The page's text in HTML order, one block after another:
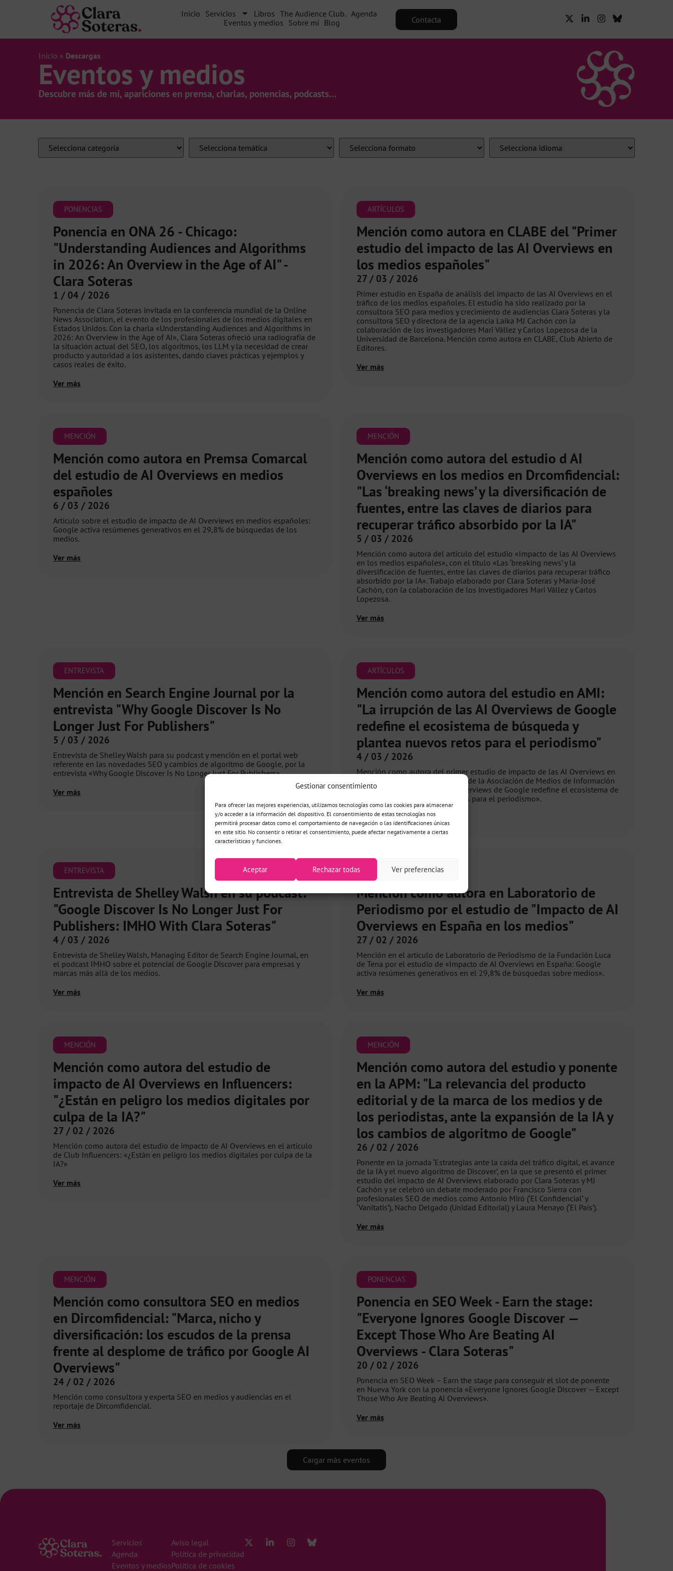
Gestionar consentimiento
Para ofrecer las mejores experiencias, utilizamos tecnologías como las cookies para almacenar
y/o acceder a la información del dispositivo. El consentimiento de estas tecnologías nos
permitirá procesar datos como el comportamiento de navegación o las identificaciones únicas
en este sitio. No consentir o retirar el consentimiento, puede afectar negativamente a ciertas
características y funciones.
Aceptar Rechazar todas Ver preferencias
Inicio Servicios Libros The Audience Club. Agenda
Eventos y medios Sobre mí Blog Contacta
Inicio » Descargas
Eventos y medios
Descubre más de mí, apariciones en prensa, charlas, ponencias, podcasts…
PONENCIAS
Ponencia en ONA 26 - Chicago:
"Understanding Audiences and Algorithms
in 2026: An Overview in the Age of AI" -
Clara Soteras
1 / 04 / 2026
Ponencia de Clara Soteras invitada en la conferencia mundial de la Online
News Association, el evento de los profesionales de los medios digitales en
Estados Unidos. Con la charla «Understanding Audiences and Algorithms in
2026: An Overview in the Age of AI», Clara Soteras ofreció una radiografía de
la situación actual del SEO, los algoritmos, los LLM y la necesidad de crear
producto y autoridad a los asistentes, dando claves prácticas y ejemplos y
casos reales de éxito.
Ver más
ARTÍCULOS
Mención como autora en CLABE del "Primer
estudio del impacto de las AI Overviews en
los medios españoles"
27 / 03 / 2026
Primer estudio en España de análisis del impacto de las AI Overviews en el
tráfico de los medios españoles. El estudio ha sido realizado por la
consultora SEO para medios y crecimiento de audiencias Clara Soteras y la
consultora SEO y directora de la agencia Laika MJ Cachón con la
colaboración de los investigadores Mari Vállez y Carlos Lopezosa de la
Universidad de Barcelona. Mención como autora en CLABE, Club Abierto de
Editores.
Ver más
MENCIÓN
Mención como autora en Premsa Comarcal
del estudio de AI Overviews en medios
españoles
6 / 03 / 2026
Artículo sobre el estudio de impacto de AI Overviews en medios españoles:
Google activa resúmenes generativos en el 29,8% de búsquedas de los
medios.
Ver más
MENCIÓN
Mención como autora del estudio d AI
Overviews en los medios en Drcomfidencial:
"Las ‘breaking news’ y la diversificación de
fuentes, entre las claves de diarios para
recuperar tráfico absorbido por la IA"
5 / 03 / 2026
Mención como autora del artículo del estudio «Impacto de las AI Overviews
en los medios españoles», con el título «Las ‘breaking news’ y la
diversificación de fuentes, entre las claves de diarios para recuperar tráfico
absorbido por la IA». Trabajo elaborado por Clara Soteras y Maria-José
Cachón, con la colaboración de los investigadores Mari Vállez y Carlos
Lopezosa.
Ver más
ENTREVISTA
Mención en Search Engine Journal por la
entrevista "Why Google Discover Is No
Longer Just For Publishers"
5 / 03 / 2026
Entrevista de Shelley Walsh para su podcast y mención en el portal web
referente en las novedades SEO y cambios de algoritmo de Google, por la
entrevista «Why Google Discover Is No Longer Just For Publishers»
Ver más
ARTÍCULOS
Mención como autora del estudio en AMI:
"La irrupción de las AI Overviews de Google
redefine el ecosistema de búsqueda y
plantea nuevos retos para el periodismo"
4 / 03 / 2026
Mención como autora del primer estudio de impacto de las AI Overviews en
medios españoles en el artículo de la Asociación de Medios de Información
(AMI): «La irrupción de las AI Overviews de Google redefine el ecosistema de
búsqueda y plantea nuevos retos para el periodismo».
Ver más
ENTREVISTA
Entrevista de Shelley Walsh en su podcast:
"Google Discover Is No Longer Just For
Publishers: IMHO With Clara Soteras"
4 / 03 / 2026
Entrevista de Shelley Walsh, Managing Editor de Search Engine Journal, en
el podcast IMHO sobre el potencial de Google Discover para empresas y
marcas más allá de los medios.
Ver más
MENCIÓN
Mención como autora en Laboratorio de
Periodismo por el estudio de "Impacto de AI
Overviews en España en los medios"
27 / 02 / 2026
Mención en el artículo de Laboratorio de Periodismo de la Fundación Luca
de Tena por el estudio de «Impacto de AI Overviews en España: Google
activa resúmenes generativos en el 29,8% de búsquedas sobre medios».
Ver más
MENCIÓN
Mención como autora del estudio de
impacto de AI Overviews en Influencers:
"¿Están en peligro los medios digitales por
culpa de la IA?"
27 / 02 / 2026
Mención como autora del estudio de impacto de AI Overviews en el artículo
de Club Influencers: «¿Están en peligro los medios digitales por culpa de la
IA?»
Ver más
MENCIÓN
Mención como autora del estudio y ponente
en la APM: "La relevancia del producto
editorial y de la marca de los medios y de
los periodistas, ante la expansión de la IA y
los cambios de algoritmo de Google"
26 / 02 / 2026
Ponente en la jornada ‘Estrategias ante la caída del tráfico digital, el avance
de la IA y el nuevo algoritmo de Discover’, en la que se presentó el primer
estudio del impacto de AI Overviews elaborado por Clara Soteras y MJ
Cachón y se celebró un debate moderado por Francisco Sierra con
profesionales SEO de medios como Antonio Miró (‘El Confidencial’ y
‘Vanitatis’), Nacho Delgado (Unidad Editorial) y Laura Menayo (‘El País’).
Ver más
MENCIÓN
Mención como consultora SEO en medios
en Dircomfidencial: "Marca, nicho y
diversificación: los escudos de la prensa
frente al desplome de tráfico por Google AI
Overviews"
24 / 02 / 2026
Mención como consultora y experta SEO en medios y audiencias en el
reportaje de Dircomfidencial.
Ver más
PONENCIAS
Ponencia en SEO Week - Earn the stage:
"Everyone Ignores Google Discover —
Except Those Who Are Beating AI
Overviews - Clara Soteras"
20 / 02 / 2026
Ponencia en SEO Week – Earn the stage para conseguir el slot de ponente
en Nueva York con la ponencia «Everyone Ignores Google Discover — Except
Those Who Are Beating AI Overviews».
Ver más
Cargar más eventos
Servicios
Agenda
Eventos y medios
Aviso legal
Política de privacidad
Política de cookies